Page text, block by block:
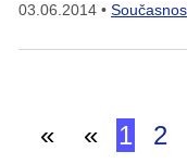
03.06.2014 •
« « 1 2